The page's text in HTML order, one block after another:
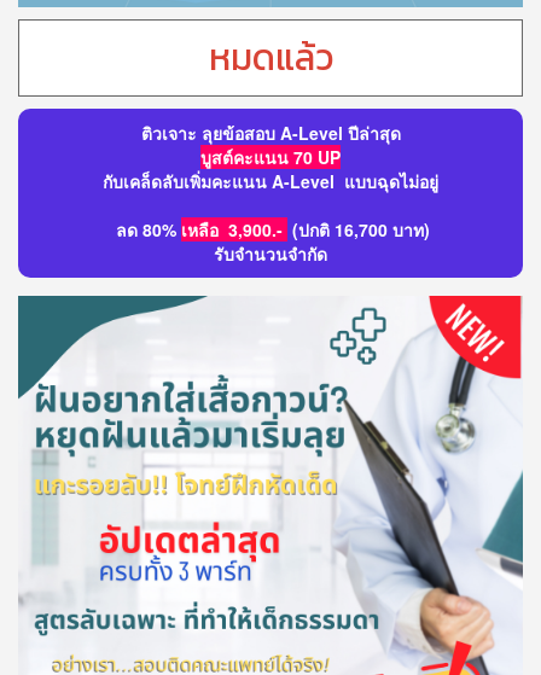
หมดแล้ว
ติวเจาะ ลุยข้อสอบ A-Level ปีล่าสุด
บูสต์คะแนน 70 UP
กับเคล็ดลับเพิ่มคะแนน A-Level แบบฉุดไม่อยู่
ลด 80% เหลือ 3,900.- (ปกติ 16,700 บาท)
รับจำนวนจำกัด